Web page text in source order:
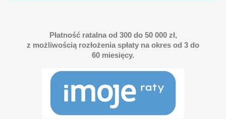
Płatność ratalna od 300 do 50 000 zł,
z możliwością rozłożenia spłaty na okres od 3 do
60 miesięcy.